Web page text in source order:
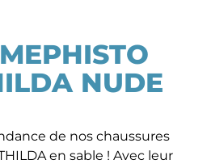
NUDE
de nos chaussures
en sable ! Avec leur